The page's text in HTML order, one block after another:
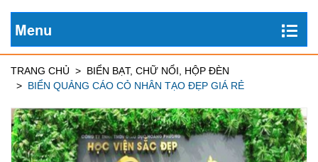
Menu
TRANG CHỦ
BIỂN BẠT, CHỮ NỔI, HỘP ĐÈN
BIỂN QUẢNG CÁO CỎ NHÂN TẠO ĐẸP GIÁ RẺ